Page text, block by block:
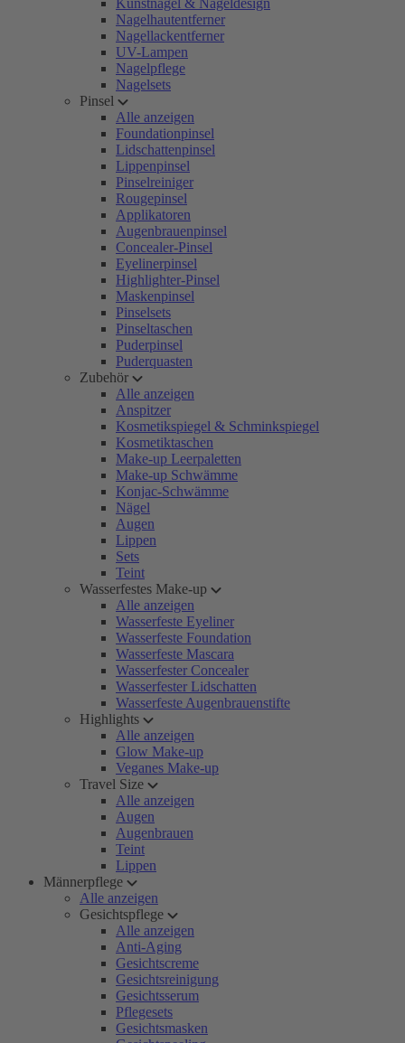
Kunstnägel & Nageldesign
Nagelhautentferner
Nagellackentferner
UV-Lampen
Nagelpflege
Nagelsets
Pinsel
Alle anzeigen
Foundationpinsel
Lidschattenpinsel
Lippenpinsel
Pinselreiniger
Rougepinsel
Applikatoren
Augenbrauenpinsel
Concealer-Pinsel
Eyelinerpinsel
Highlighter-Pinsel
Maskenpinsel
Pinselsets
Pinseltaschen
Puderpinsel
Puderquasten
Zubehör
Alle anzeigen
Anspitzer
Kosmetikspiegel & Schminkspiegel
Kosmetiktaschen
Make-up Leerpaletten
Make-up Schwämme
Konjac-Schwämme
Nägel
Augen
Lippen
Sets
Teint
Wasserfestes Make-up
Alle anzeigen
Wasserfeste Eyeliner
Wasserfeste Foundation
Wasserfeste Mascara
Wasserfester Concealer
Wasserfester Lidschatten
Wasserfeste Augenbrauenstifte
Highlights
Alle anzeigen
Glow Make-up
Veganes Make-up
Travel Size
Alle anzeigen
Augen
Augenbrauen
Teint
Lippen
Männerpflege
Alle anzeigen
Gesichtspflege
Alle anzeigen
Anti-Aging
Gesichtscreme
Gesichtsreinigung
Gesichtsserum
Pflegesets
Gesichtsmasken